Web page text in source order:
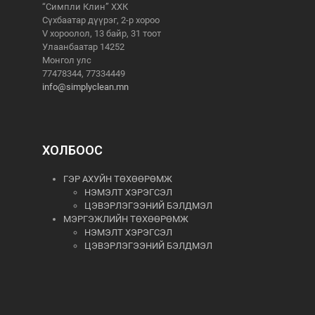
“Симпли Клин” ХХК
Сүхбаатар дүүрэг, 2-р хороо
V хороолол, 13 байр, 31 тоот
Улаанбаатар 14252
Монгол улс
77478344, 77334449
info@simplyclean.mn
ХОЛБООС
ГЭР АХУЙН ТӨХӨӨРӨМЖ
НЭМЭЛТ ХЭРЭГСЭЛ
ЦЭВЭРЛЭГЭЭНИЙ БЭЛДМЭЛ
МЭРГЭЖЛИЙН ТӨХӨӨРӨМЖ
НЭМЭЛТ ХЭРЭГСЭЛ
ЦЭВЭРЛЭГЭЭНИЙ БЭЛДМЭЛ